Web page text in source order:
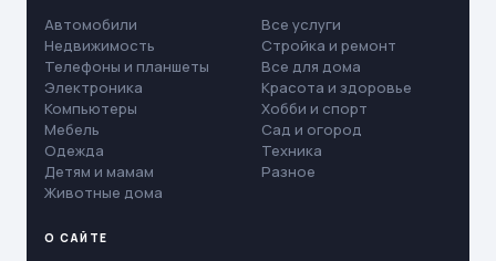
Автомобили
Недвижимость
Телефоны и планшеты
Электроника
Компьютеры
Мебель
Одежда
Детям и мамам
Животные дома
Все услуги
Стройка и ремонт
Все для дома
Красота и здоровье
Хобби и спорт
Сад и огород
Техника
Разное
О САЙТЕ